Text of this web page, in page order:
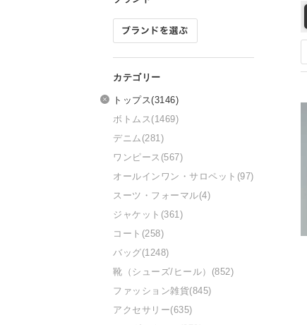
トップス(3146)
ボトムス (1469)
デニム (281)
ワンピース (567)
オールインワン・サロペット (97)
スーツ・フォーマル(4)
ジャケット (361)
コート (258)
バッグ(1248)
靴（シューズ/ヒール） (852)
ファッション雑貨(845)
アクセサリー(635)